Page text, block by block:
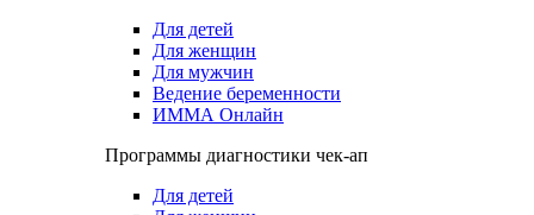
Для детей
Для женщин
Для мужчин
Ведение беременности
ИММА Онлайн
Программы диагностики чек-ап
Для детей